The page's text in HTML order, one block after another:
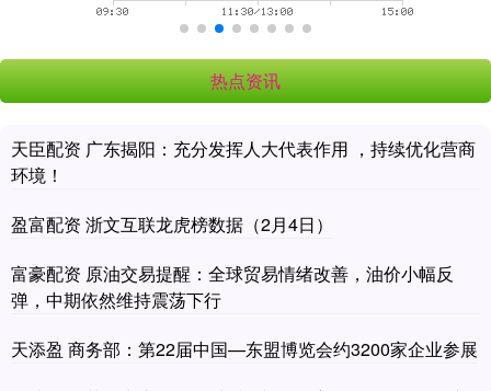
热点资讯
天臣配资 广东揭阳：充分发挥人大代表作用 ，持续优化营商
环境！
盈富配资 浙文互联龙虎榜数据（2月4日）
富豪配资 原油交易提醒：全球贸易情绪改善，油价小幅反
弹，中期依然维持震荡下行
天添盈 商务部：第22届中国—东盟博览会约3200家企业参展